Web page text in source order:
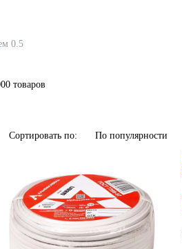
0.5
товаров
Сортировать по: По популярности